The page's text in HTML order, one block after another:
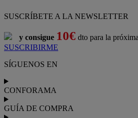
SUSCRÍBETE A LA NEWSLETTER
y consigue 10€ dto para la
SUSCRIBIRME
SÍGUENOS EN
CONFORAMA
GUÍA DE COMPRA